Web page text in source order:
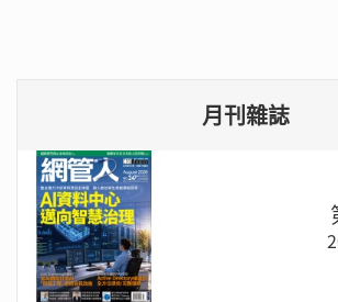
月刊雜誌